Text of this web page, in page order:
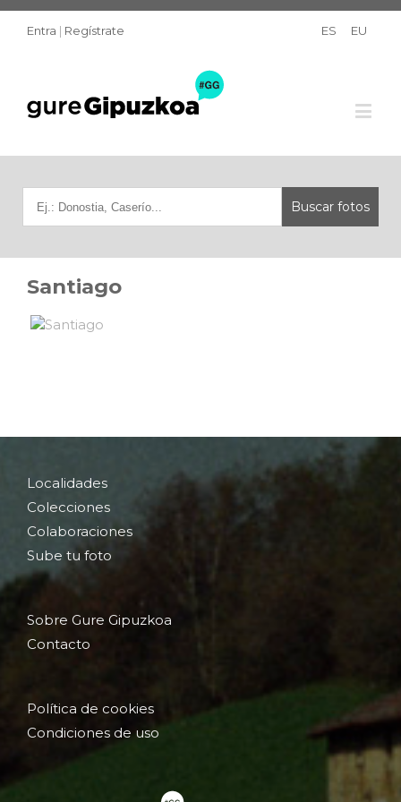
Entra | Regístrate ES EU
Santiago
Localidades
Colecciones
Colaboraciones
Sube tu foto
Sobre Gure Gipuzkoa
Contacto
Política de cookies
Condiciones de uso